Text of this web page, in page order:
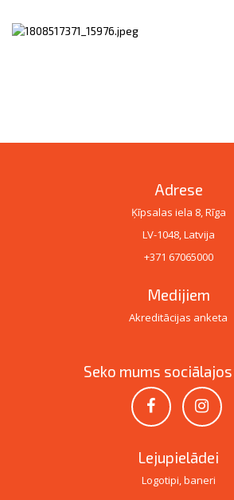
Adrese
Ķīpsalas iela 8, Rīga
LV-1048, Latvija
+371 67065000
Medijiem
Akreditācijas anketa
Seko mums
Lejupielādei
Logotipi, baneri